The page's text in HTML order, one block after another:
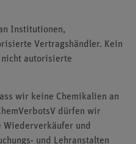
Institutionen,
Vertragshändler. Kein
nicht autorisierte
wir keine Chemikalien an
dürfen wir
und
und Lehranstalten